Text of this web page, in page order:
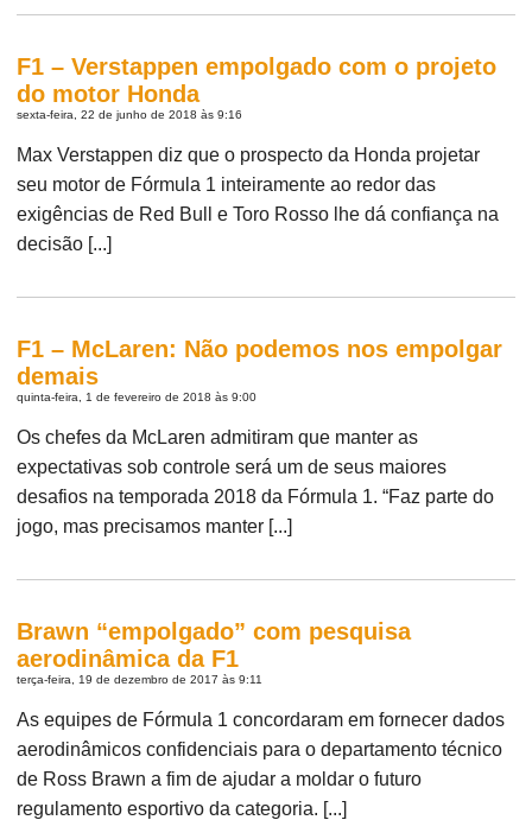
F1 – Verstappen empolgado com o projeto
do motor Honda
sexta-feira, 22 de junho de 2018 às 9:16
Max Verstappen diz que o prospecto da Honda projetar
seu motor de Fórmula 1 inteiramente ao redor das
exigências de Red Bull e Toro Rosso lhe dá confiança na
decisão [...]
F1 – McLaren: Não podemos nos empolgar
demais
quinta-feira, 1 de fevereiro de 2018 às 9:00
Os chefes da McLaren admitiram que manter as
expectativas sob controle será um de seus maiores
desafios na temporada 2018 da Fórmula 1. “Faz parte do
jogo, mas precisamos manter [...]
Brawn “empolgado” com pesquisa
aerodinâmica da F1
terça-feira, 19 de dezembro de 2017 às 9:11
As equipes de Fórmula 1 concordaram em fornecer dados
aerodinâmicos confidenciais para o departamento técnico
de Ross Brawn a fim de ajudar a moldar o futuro
regulamento esportivo da categoria. [...]